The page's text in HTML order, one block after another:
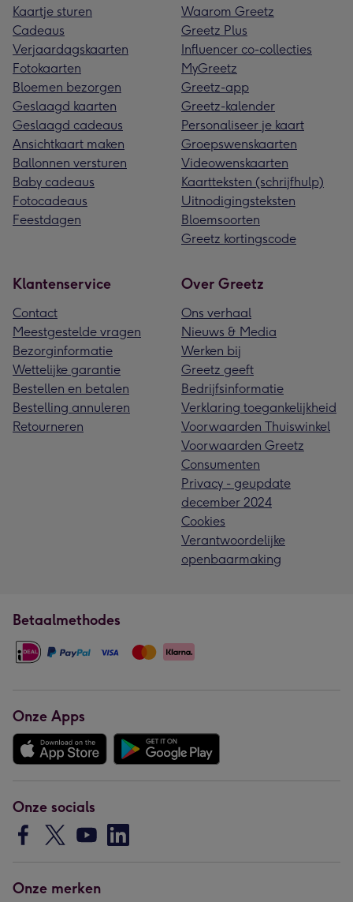
Kaartje sturen
Cadeaus
Verjaardagskaarten
Fotokaarten
Bloemen bezorgen
Geslaagd kaarten
Geslaagd cadeaus
Ansichtkaart maken
Ballonnen versturen
Baby cadeaus
Fotocadeaus
Feestdagen
Waarom Greetz
Greetz Plus
Influencer co-collecties
MyGreetz
Greetz-app
Greetz-kalender
Personaliseer je kaart
Groepswenskaarten
Videowenskaarten
Kaartteksten (schrijfhulp)
Uitnodigingsteksten
Bloemsoorten
Greetz kortingscode
Klantenservice
Contact
Meestgestelde vragen
Bezorginformatie
Wettelijke garantie
Bestellen en betalen
Bestelling annuleren
Retourneren
Over Greetz
Ons verhaal
Nieuws & Media
Werken bij
Greetz geeft
Bedrijfsinformatie
Verklaring toegankelijkheid
Voorwaarden Thuiswinkel
Voorwaarden Greetz
Consumenten
Privacy - geupdate
december 2024
Cookies
Verantwoordelijke
openbaarmaking
Betaalmethodes
Onze Apps
Onze socials
Onze merken